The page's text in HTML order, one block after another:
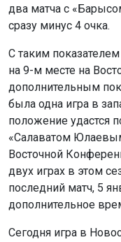
два матча с
сразу минус 4 очка.
С таким
на 9-м месте на
дополнительным
была одна игра в
положение удастся
«Салаватом
Восточной
двух играх в этом
последний матч, 5
дополнительное
Сегодня игра в